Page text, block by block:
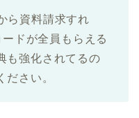
ら資料請求すれ
ドが全員もらえる
も強化されてるの
ださい。